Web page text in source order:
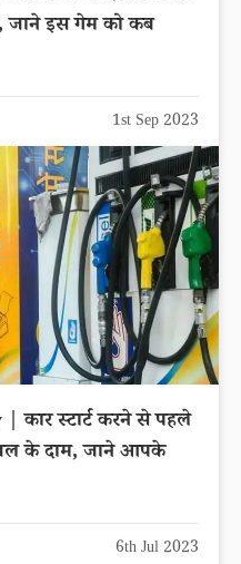
जाने इस गेम को कब
1st Sep 2023
कार स्टार्ट करने से पहले
के दाम, जाने आपके
6th Jul 2023